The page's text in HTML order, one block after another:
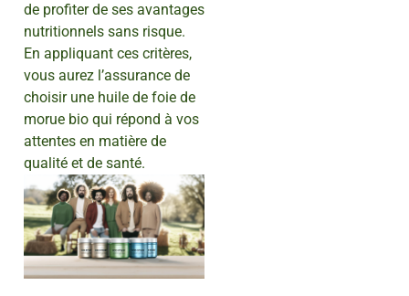
de profiter de ses avantages
nutritionnels sans risque.
En appliquant ces critères,
vous aurez l’assurance de
choisir une huile de foie de
morue bio qui répond à vos
attentes en matière de
qualité et de santé.